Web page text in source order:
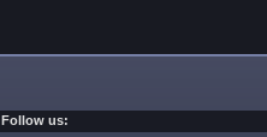
Follow us: